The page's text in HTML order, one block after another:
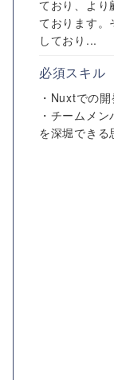
ており、より
ております。
しており...
必須スキル
・Nuxtでの
・チームメ
を深堀できる